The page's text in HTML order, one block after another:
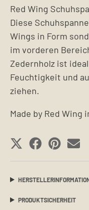
Red Wing
Diese
Wings in Form
im vorderen
Zedernholz ist
Feuchtigkeit und
ziehen.
Made by Red Wing
SHARE
ON
X
(TWITTER)
SHARE
ON
SHARE
ON
PRODUKTSICHERHEIT